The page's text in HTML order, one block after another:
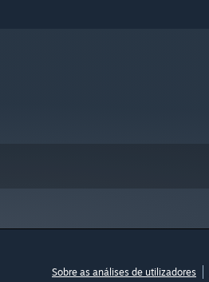
Sobre as análises de utilizadores